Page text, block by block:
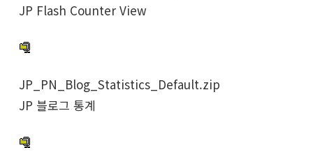
JP Flash Counter View
JP_PN_Blog_Statistics_Default.zip
JP 블로그 통계